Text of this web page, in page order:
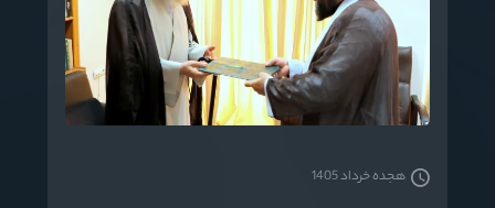
هجده خرداد 1405